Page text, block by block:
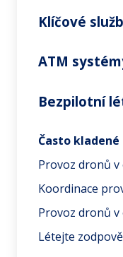
Klíčové
ATM
Bezpilotní
Často
Provoz dronů
Koordinace
Provoz dronů
Létejte